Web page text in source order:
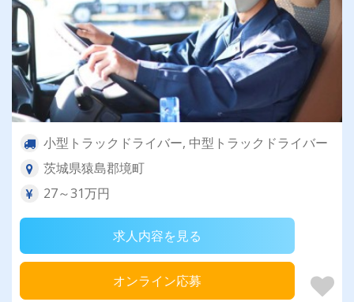
小型トラックドライバー, 中型トラックドライバー
茨城県猿島郡境町
27～31万円
求人内容を見る
オンライン応募